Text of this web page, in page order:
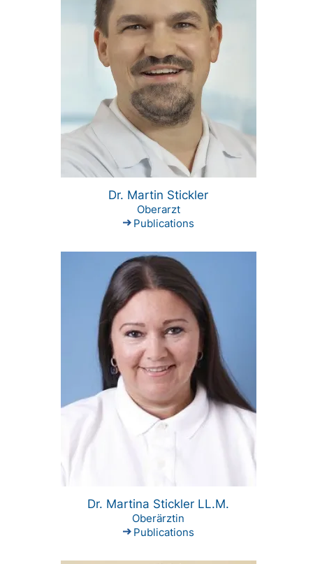
Dr. Martin Stickler
Oberarzt
Publications
Dr. Martina Stickler LL.M.
Oberärztin
Publications